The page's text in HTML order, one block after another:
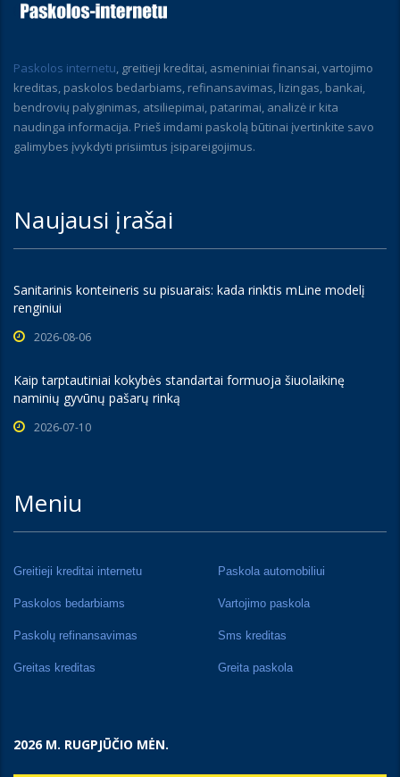
Paskolos internetu, greitieji kreditai, asmeniniai finansai, vartojimo
kreditas, paskolos bedarbiams, refinansavimas, lizingas, bankai,
bendrovių palyginimas, atsiliepimai, patarimai, analizė ir kita
naudinga informacija. Prieš imdami paskolą būtinai įvertinkite savo
galimybes įvykdyti prisiimtus įsipareigojimus.
Naujausi įrašai
Sanitarinis konteineris su pisuarais: kada rinktis mLine modelį
renginiui
2026-08-06
Kaip tarptautiniai kokybės standartai formuoja šiuolaikinę
naminių gyvūnų pašarų rinką
2026-07-10
Meniu
Greitieji kreditai internetu Paskola automobiliui
Paskolos bedarbiams Vartojimo paskola
Paskolų refinansavimas Sms kreditas
Greitas kreditas Greita paskola
2026 M. RUGPJŪČIO MĖN.